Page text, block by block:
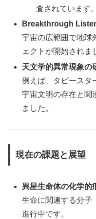
査されています。
Breakthrough
宇宙の広範囲で地球
ェクトが開始されま
天文学的異常現象の
例えば、タビースタ
宇宙文明の存在と関
ました。
現在の課題と展望
異星生命体の化学的
生命に関連する分子
進行中です。